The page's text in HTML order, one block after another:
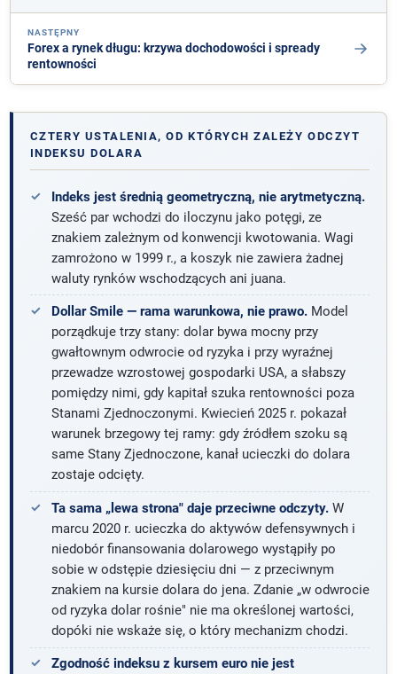
NASTĘPNY
Forex a rynek długu: krzywa dochodowości i spready
rentowności
CZTERY USTALENIA, OD KTÓRYCH ZALEŻY ODCZYT
INDEKSU DOLARA
Indeks jest średnią geometryczną, nie arytmetyczną.
Sześć par wchodzi do iloczynu jako potęgi, ze
znakiem zależnym od konwencji kwotowania. Wagi
zamrożono w 1999 r., a koszyk nie zawiera żadnej
waluty rynków wschodzących ani juana.
Dollar Smile — rama warunkowa, nie prawo.Model
porządkuje trzy stany: dolar bywa mocny przy
gwałtownym odwrocie od ryzyka i przy wyraźnej
przewadze wzrostowej gospodarki USA, a słabszy
pomiędzy nimi, gdy kapitał szuka rentowności poza
Stanami Zjednoczonymi. Kwiecień 2025 r. pokazał
warunek brzegowy tej ramy: gdy źródłem szoku są
same Stany Zjednoczone, kanał ucieczki do dolara
zostaje odcięty.
Ta sama „lewa strona" daje przeciwne odczyty.W
marcu 2020 r. ucieczka do aktywów defensywnych i
niedobór finansowania dolarowego wystąpiły po
sobie w odstępie dziesięciu dni — z przeciwnym
znakiem na kursie dolara do jena. Zdanie „w odwrocie
od ryzyka dolar rośnie" nie ma określonej wartości,
dopóki nie wskaże się, o który mechanizm chodzi.
Zgodność indeksu z kursem euro nie jest